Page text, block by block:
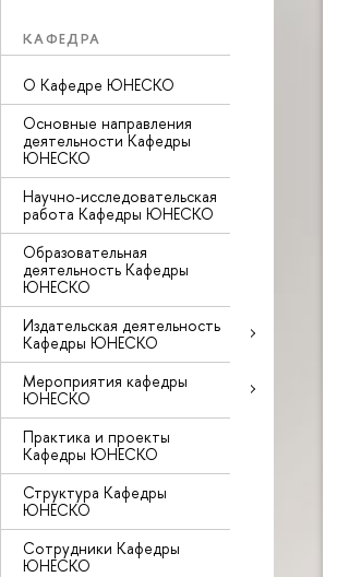
КАФЕДРА
О Кафедре ЮНЕСКО
Основные направления
деятельности Кафедры
ЮНЕСКО
Научно-исследовательская
работа Кафедры ЮНЕСКО
Образовательная
деятельность Кафедры
ЮНЕСКО
Издательская деятельность
Кафедры ЮНЕСКО
Мероприятия кафедры
ЮНЕСКО
Практика и проекты
Кафедры ЮНЕСКО
Структура Кафедры
ЮНЕСКО
Сотрудники Кафедры
ЮНЕСКО